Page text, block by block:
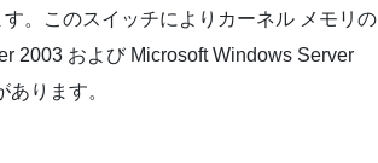
。このスイッチによりカーネル メモリの
2003 および Microsoft Windows Server
ります。